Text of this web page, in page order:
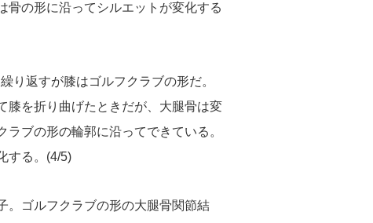
骨の形に沿ってシルエットが変化する
り返すが膝はゴルフクラブの形だ。
膝を折り曲げたときだが、大腿骨は変
ブの形の輪郭に沿ってできている。
する。(4/5)
。ゴルフクラブの形の大腿骨関節結